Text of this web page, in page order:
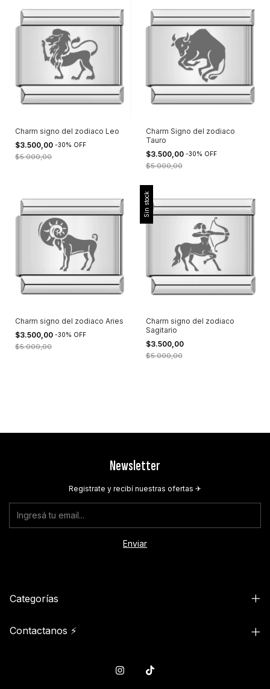
Charm signo del zodiaco Leo
$3.500,00 -30% OFF
$5.000,00
Charm Signo del zodiaco
Tauro
$3.500,00 -30% OFF
$5.000,00
Charm signo del zodiaco Aries
$3.500,00 -30% OFF
$5.000,00
Sin stock
Charm signo del zodiaco
Sagitario
$3.500,00
$5.000,00
Newsletter
Registrate y recibí nuestras ofertas ✈︎
Categorías
Contactanos ⚡